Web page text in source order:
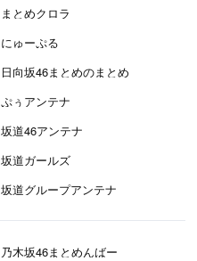
まとめクロラ
にゅーぷる
日向坂46まとめのまとめ
ぷぅアンテナ
坂道46アンテナ
坂道ガールズ
坂道グループアンテナ
乃木坂46まとめんばー